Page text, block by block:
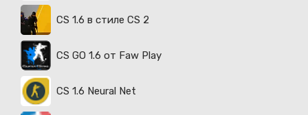
CS 1.6 в стиле CS 2
CS GO 1.6 от Faw Play
CS 1.6 Neural Net